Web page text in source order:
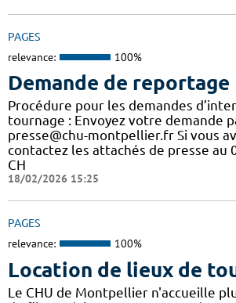
PAGES
relevance: 100%
Demande de reportage
Procédure pour les demandes
tournage : Envoyez votre demande
presse@chu-montpellier.fr Si vous
contactez les attachés de presse au
CH
18/02/2026 15:25
PAGES
relevance: 100%
Location de lieux de
Le CHU de Montpellier n'accueille